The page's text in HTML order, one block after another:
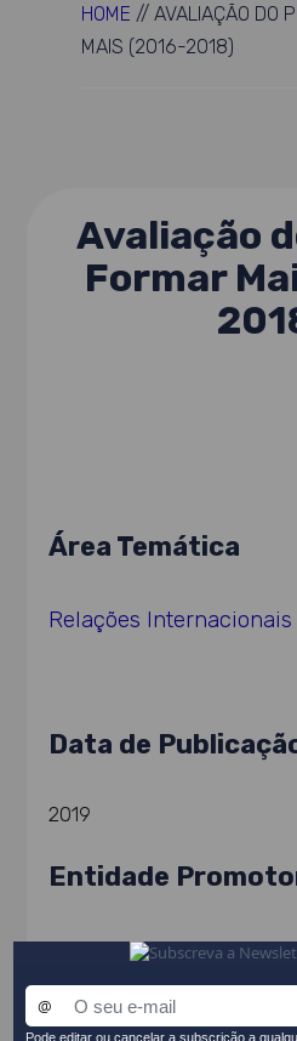
HOME //AVALIAÇÃO DO
MAIS (2016-2018)
Avaliação
Formar
Área Temática
Relações Internacionais
Data de
2019
Entidade
Camões - Instituto da